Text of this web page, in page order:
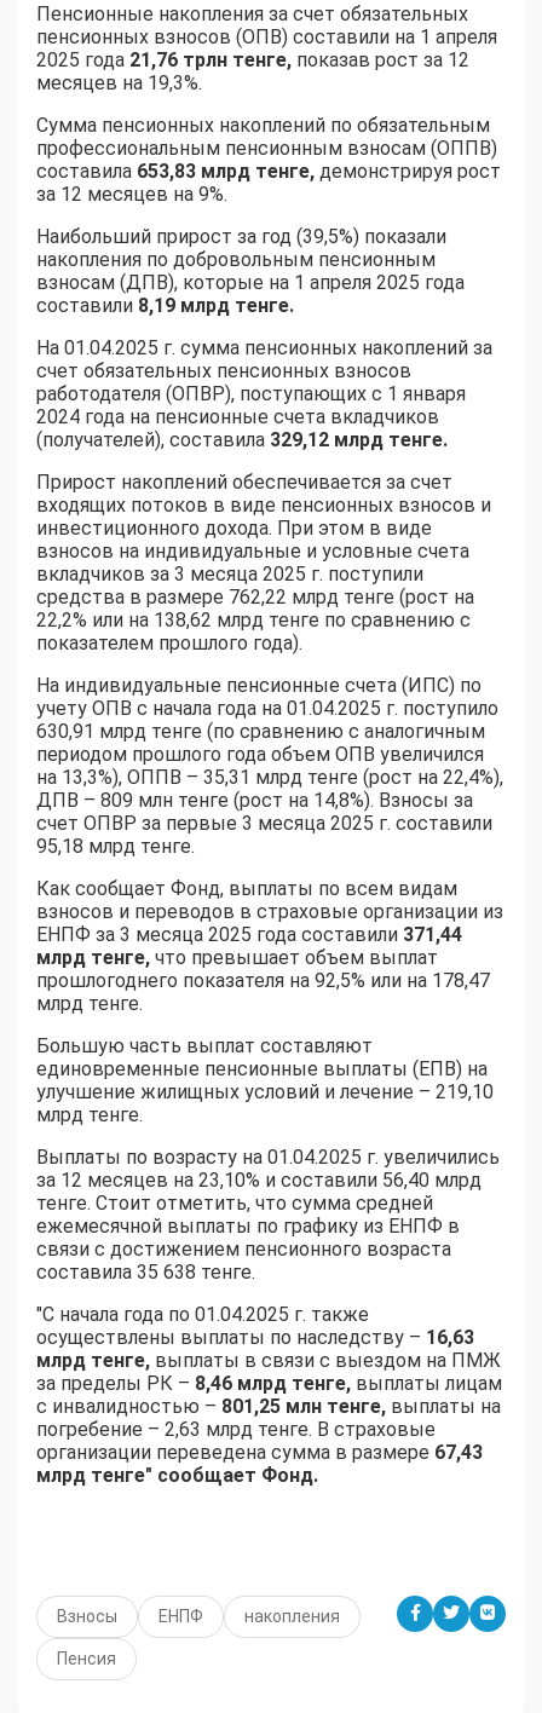
Пенсионные накопления за счет обязательных
пенсионных взносов (ОПВ) составили на 1 апреля
2025 года 21,76 трлн тенге, показав рост за 12
месяцев на 19,3%.
Сумма пенсионных накоплений по обязательным
профессиональным пенсионным взносам (ОППВ)
составила 653,83 млрд тенге, демонстрируя рост
за 12 месяцев на 9%.
Наибольший прирост за год (39,5%) показали
накопления по добровольным пенсионным
взносам (ДПВ), которые на 1 апреля 2025 года
составили 8,19 млрд тенге.
На 01.04.2025 г. сумма пенсионных накоплений за
счет обязательных пенсионных взносов
работодателя (ОПВР), поступающих с 1 января
2024 года на пенсионные счета вкладчиков
(получателей), составила 329,12 млрд тенге.
Прирост накоплений обеспечивается за счет
входящих потоков в виде пенсионных взносов и
инвестиционного дохода. При этом в виде
взносов на индивидуальные и условные счета
вкладчиков за 3 месяца 2025 г. поступили
средства в размере 762,22 млрд тенге (рост на
22,2% или на 138,62 млрд тенге по сравнению с
показателем прошлого года).
На индивидуальные пенсионные счета (ИПС) по
учету ОПВ с начала года на 01.04.2025 г. поступило
630,91 млрд тенге (по сравнению с аналогичным
периодом прошлого года объем ОПВ увеличился
на 13,3%), ОППВ – 35,31 млрд тенге (рост на 22,4%),
ДПВ – 809 млн тенге (рост на 14,8%). Взносы за
счет ОПВР за первые 3 месяца 2025 г. составили
95,18 млрд тенге.
Как сообщает Фонд, выплаты по всем видам
взносов и переводов в страховые организации из
ЕНПФ за 3 месяца 2025 года составили 371,44
млрд тенге, что превышает объем выплат
прошлогоднего показателя на 92,5% или на 178,47
млрд тенге.
Большую часть выплат составляют
единовременные пенсионные выплаты (ЕПВ) на
улучшение жилищных условий и лечение – 219,10
млрд тенге.
Выплаты по возрасту на 01.04.2025 г. увеличились
за 12 месяцев на 23,10% и составили 56,40 млрд
тенге. Стоит отметить, что сумма средней
ежемесячной выплаты по графику из ЕНПФ в
связи с достижением пенсионного возраста
составила 35 638 тенге.
"С начала года по 01.04.2025 г. также
осуществлены выплаты по наследству – 16,63
млрд тенге, выплаты в связи с выездом на ПМЖ
за пределы РК – 8,46 млрд тенге, выплаты лицам
с инвалидностью – 801,25 млн тенге, выплаты на
погребение – 2,63 млрд тенге. В страховые
организации переведена сумма в размере 67,43
млрд тенге" сообщает Фонд.
Взносы ЕНПФ накопления
Пенсия